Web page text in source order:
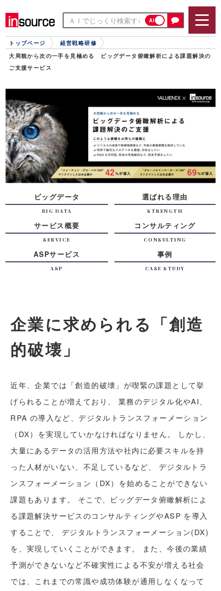
AI
トップページ 経営戦略研修
大局観から次の一手を見極める ビッグデータ俯瞰解析による課題解決の
ご支援サービス
ビッグデータ
BIG DATA
選ばれる理由
STRENGTH
サービス概要
SERVICE
コンサルティング
CONSULTING
ASPサービス
ASP
事例
CASE STUDY
企業に求められる「創造
的破壊」
近年、企業では「創造的破壊」が喫緊の課題として挙
げられることが増えており、
業務のデジタル化やAI、
RPA の導⼊など、デジタルトランスフォーメーション
（DX）を実現していかなければなりません。
しかし、
⼤量にあるデータの活⽤⽅法や社内に必要スキルを持
った⼈材がいない、不⾜しているなど、
デジタルトラ
ンスフォーメーション（DX）を始めることができない
課題もあります。
そこで、ビッグデータ俯瞰解析によ
る課題解決サービスのコンサルティングやASP を導⼊
することで、
デジタルトランスフォーメーション(DX)
を、実現していくことができます。
また、今後の業績
予測ができないなど不確実性による不安が増える社会
では、これまでの常識や成功体験が通⽤しなくなって